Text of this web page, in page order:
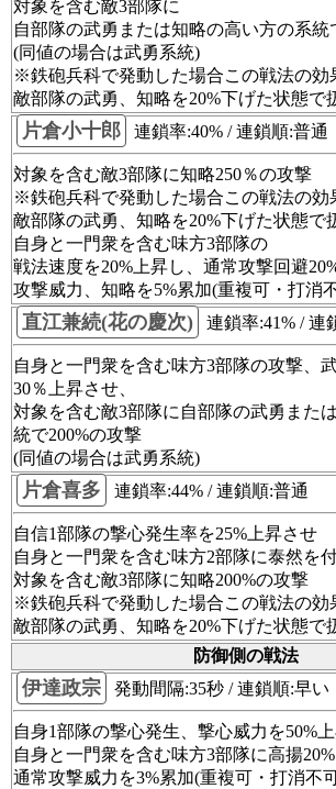
対象を含む敵3部隊に
自部隊の武勇または知略の高い方の系統
(同値の場合は武勇系統)
※鉄砲兵科で発動した場合この戦法の効
敵部隊の武勇、知略を20%下げた状態で
片倉小十郎 連鎖率:40% / 連鎖順:普通
対象を含む敵3部隊に知略250％の攻撃
※鉄砲兵科で発動した場合この戦法の効
敵部隊の武勇、知略を20%下げた状態で
自身と一門衆を含む味方3部隊の
戦法速度を20%上昇し、通常攻撃回避
攻撃威力、知略を5%累加(重複可・打消
直江兼続(花の慶次) 連鎖率:41% / 連
自身と一門衆を含む味方3部隊の攻撃、
30％上昇させ、
対象を含む敵3部隊に自部隊の武勇また
統で200%の攻撃
(同値の場合は武勇系統)
片倉喜多 連鎖率:44% / 連鎖順:普通
自信1部隊の撃心発生率を25%上昇させ
自身と一門衆を含む味方2部隊に泰然を
対象を含む敵3部隊に知略200%の攻撃
※鉄砲兵科で発動した場合この戦法の効
敵部隊の武勇、知略を20%下げた状態で
防御側の戦法
伊達政宗 発動間隔:35秒 / 連鎖順:早い
自身1部隊の撃心発生、撃心威力を50%
自身と一門衆を含む味方3部隊に高揚
通常攻撃威力を3%累加(重複可・打消不